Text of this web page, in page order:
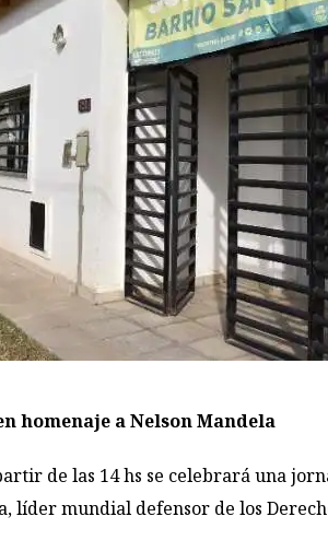
homenaje a Nelson Mandela
de las 14 hs se celebrará una
líder mundial defensor de los